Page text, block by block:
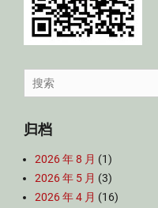
Search
for:
归档
2026 年 8 月 (1)
2026 年 5 月 (3)
2026 年 4 月 (16)